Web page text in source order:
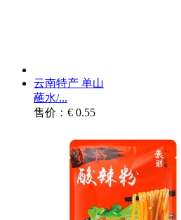
云南特产 单山
蘸水/...
售价：€ 0.55